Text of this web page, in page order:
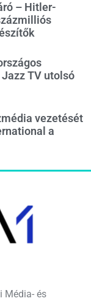
– Hitler-
TV utolsó
vezetését
a
Média- és